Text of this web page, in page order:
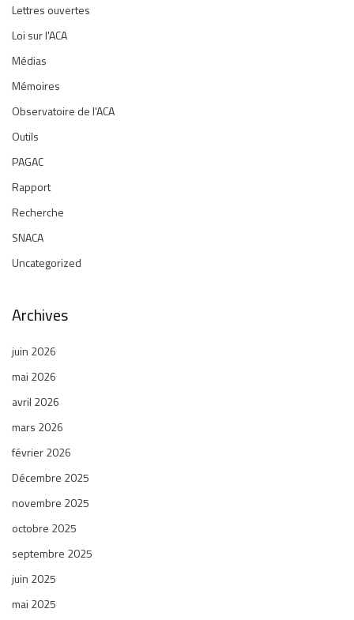
Lettres ouvertes
Loi sur l'ACA
Médias
Mémoires
Observatoire de l'ACA
Outils
PAGAC
Rapport
Recherche
SNACA
Uncategorized
Archives
juin 2026
mai 2026
avril 2026
mars 2026
février 2026
Décembre 2025
novembre 2025
octobre 2025
septembre 2025
juin 2025
mai 2025